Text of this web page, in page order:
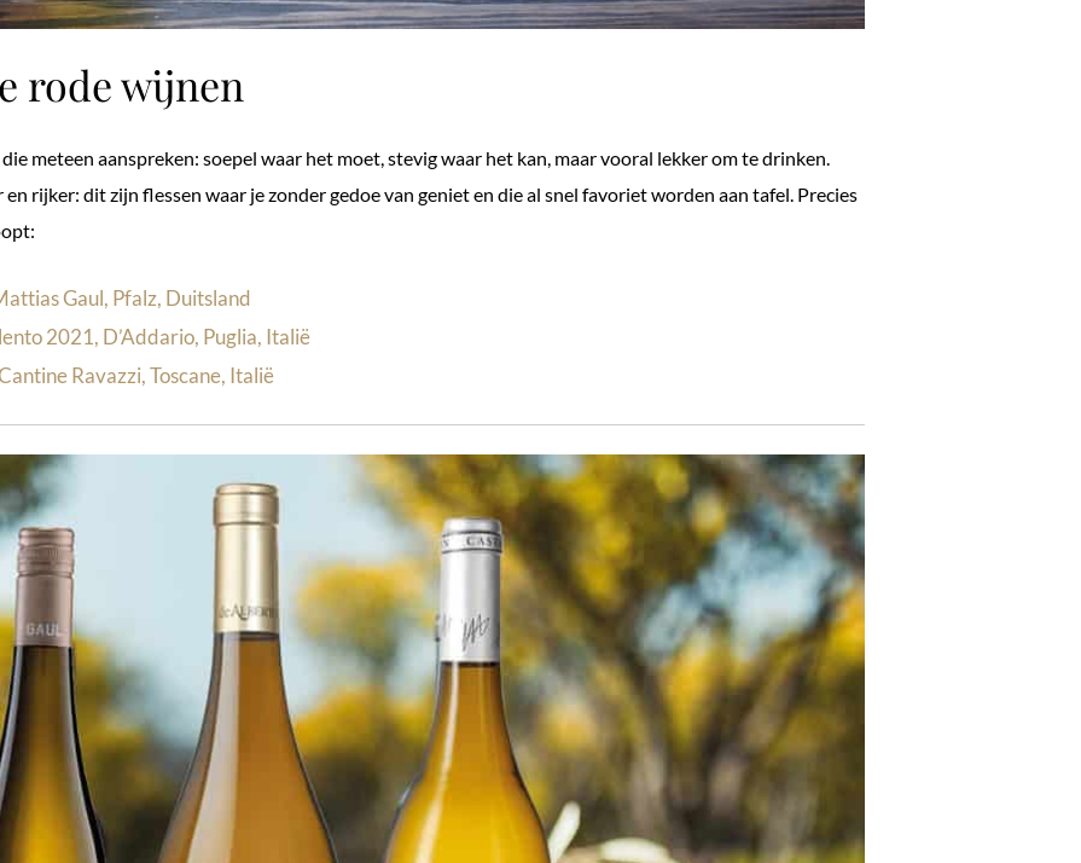
rode wijnen
meteen aanspreken: soepel waar het moet, stevig waar het kan, maar vooral lekker om te drinken.
rijker: dit zijn flessen waar je zonder gedoe van geniet en die al snel favoriet worden aan tafel. Precies
Gaul, Pfalz, Duitsland
2021, D’Addario, Puglia, Italië
Ravazzi, Toscane, Italië